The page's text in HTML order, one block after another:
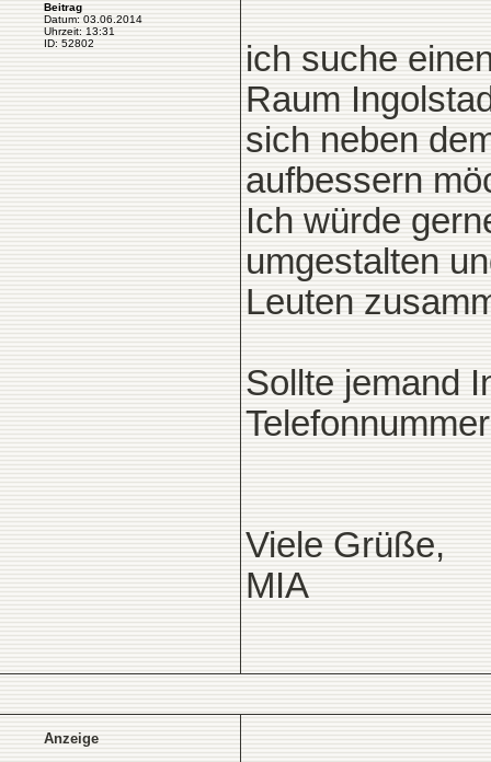
Beitrag
Datum: 03.06.2014
Uhrzeit: 13:31
ID: 52802
ich suche
Raum
sich neben
aufbessern
Ich würde
umgestalten
Leuten
Sollte jemand
Viele Grüße,
MIA
Anzeige